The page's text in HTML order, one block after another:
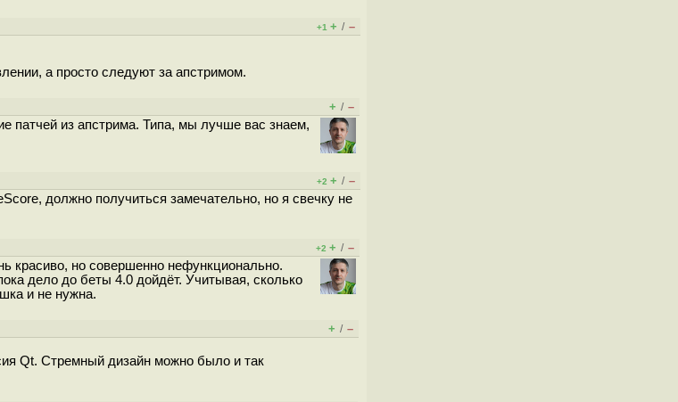
+1 + / –
а просто следуют за апстримом.
+ / –
патчей из апстрима. Типа, мы лучше вас знаем,
+2 + / –
должно получиться замечательно, но я свечку не
+2 + / –
красиво, но совершенно нефункционально.
дело до беты 4.0 дойдёт. Учитывая, сколько
и не нужна.
+ / –
Qt. Стремный дизайн можно было и так